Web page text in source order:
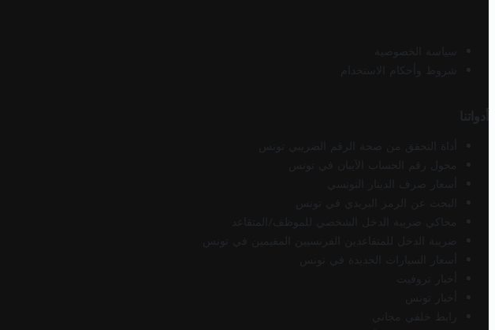
سياسة الخصوصية
شروط وأحكام الاستخدام
أدواتنا
أداة التحقق من صحة الرقم الضريبي تونس
محول رقم الحساب الآيبان في تونس
أسعار صرف الدينار التونسي
البحث عن الرمز البريدي في تونس
محاكي ضريبة الدخل الشخصي للموظف/المتقاعد
ضريبة الدخل للمتقاعدين الفرنسيين المقيمين في تونس
أسعار السيارات الجديدة في تونس
أخبار تروفيت
أخبار تونس
رابط خلفي مجاني